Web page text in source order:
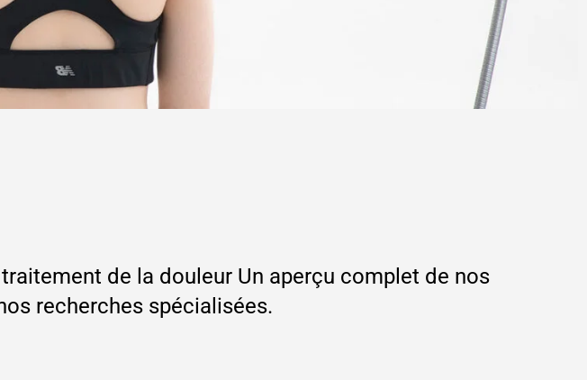
de la douleur Un aperçu complet de nos
recherches spécialisées.